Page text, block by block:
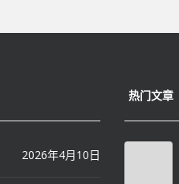
2026年4月10日
热门文章